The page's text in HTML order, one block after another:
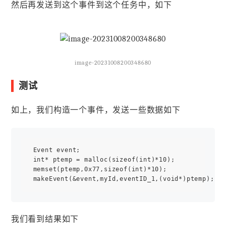
然后再发送到这个事件到这个任务中，如下
image-20231008200348680
测试
如上，我们构造一个事件，发送一些数据如下
Event event;
int* ptemp = malloc(sizeof(int)*10);
memset(ptemp,0x77,sizeof(int)*10);
我们看到结果如下